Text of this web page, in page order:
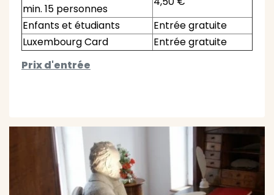
Prix d'entrée
min. 15 personnes
Enfants et étudiants
Entrée gratuite
Luxembourg Card
Entrée gratuite